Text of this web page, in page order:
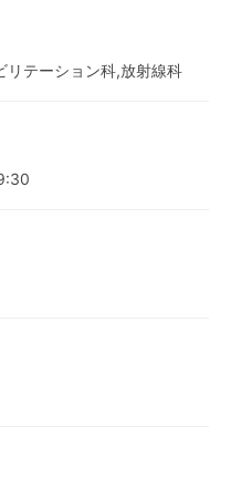
リテーション科,放射線科